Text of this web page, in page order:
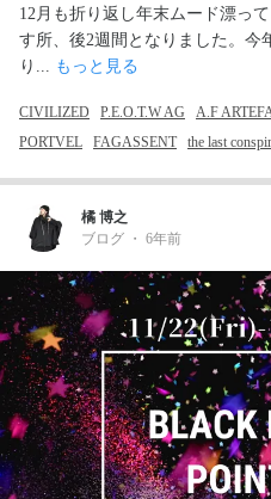
12月も折り返し年末ムード漂っ
す所、後2週間となりました。今
り... もっと見る
CIVILIZED P.E.O.T.W AG A.F
PORTVEL
FAGASSENT the last
橘 博之
ブログ ・ 6年前